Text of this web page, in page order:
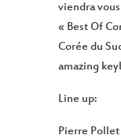
viendra
« Best Of
Corée du
amazing
Line up:
Pierre